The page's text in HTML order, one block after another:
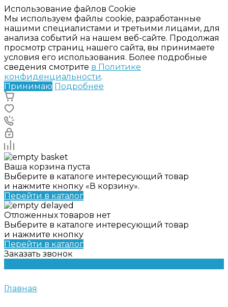
Использование файлов Cookie
Мы используем файлы cookie, разработанные
нашими специалистами и третьими лицами, для
анализа событий на нашем веб-сайте. Продолжая
просмотр страниц нашего сайта, вы принимаете
условия его использования. Более подробные
сведения смотрите в Политике
конфиденциальности.
Принимаю Подробнее
Ваша корзина пуста
Выберите в каталоге интересующий товар
и нажмите кнопку «В корзину».
Перейти в каталог
Отложенных товаров нет
Выберите в каталоге интересующий товар
и нажмите кнопку
Перейти в каталог
Заказать звонок
Главная